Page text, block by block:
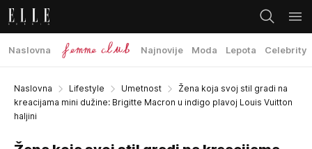
Naslovna Najnovije Moda Lepota Celebrity
Naslovna Lifestyle Umetnost
Žena koja svoj stil gradi na
kreacijama mini dužine: Brigitte Macron u indigo plavoj Louis Vuitton
haljini